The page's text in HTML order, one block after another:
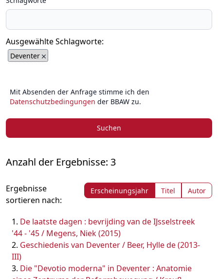
Ausgewählte Schlagworte:
Deventer
Mit Absenden der Anfrage stimme ich den
Datenschutzbedingungen der BBAW zu.
Suchen
Anzahl der Ergebnisse: 3
Ergebnisse
sortieren nach:
Erscheinungsjahr Titel Autor
De laatste dagen : bevrijding van de IJsselstreek
'44 - '45 / Megens, Niek (2015)
Geschiedenis van Deventer / Beer, Hylle de (2013-
III)
Die "Devotio moderna" in Deventer : Anatomie